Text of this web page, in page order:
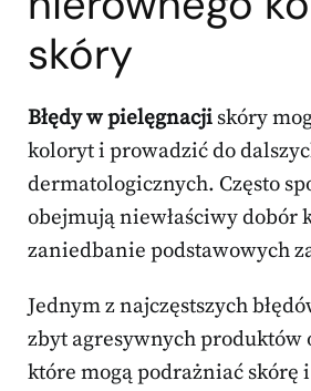
skóry
Błędy w pielęgnacji skóry
koloryt i prowadzić do
dermatologicznych. Często
obejmują niewłaściwy dobór
zaniedbanie podstawowych
Jednym z najczęstszych
zbyt agresywnych produktów
które mogą podrażniać skórę